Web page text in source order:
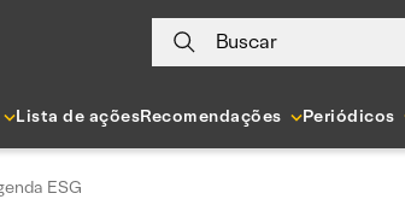
Buscar
Lista de açõesRecomendações Periódicos
ESG